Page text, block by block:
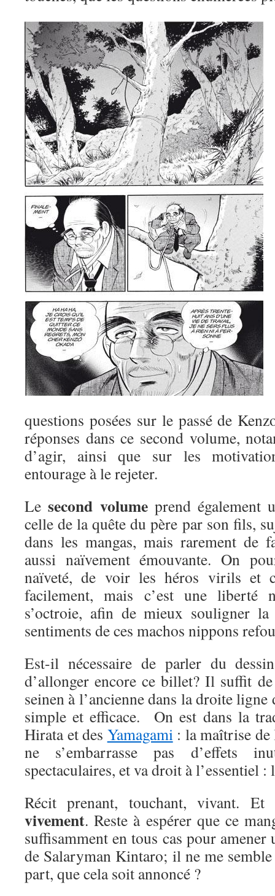
questions posées sur le passé de
réponses dans ce second volume,
d’agir, ainsi que sur les
entourage à le rejeter.
Lesecond volumeprend également
celle de la quête du père par son fils,
dans les mangas, mais rarement de
aussi naïvement émouvante. On
naïveté, de voir les héros virils et
facilement, mais c’est une liberté
s’octroie, afin de mieux souligner la
sentiments de ces machos nippons
Est-il nécessaire de parler du
d’allonger encore ce billet? Il suffit
seinen à l’ancienne dans la droite
simple et efficace. On est dans la
Hirata et des Yamagami: la maîtrise de
ne s’embarrasse pas d’effets
spectaculaires, et va droit à l’essentiel :
Récit prenant, touchant, vivant.
vivement. Reste à espérer que ce
suffisamment en tous cas pour
de Salaryman Kintaro; il ne me
part, que cela soit annoncé ?